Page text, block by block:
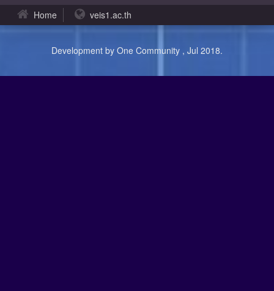
Home veis1.ac.th
Development by One Community , Jul 2018.